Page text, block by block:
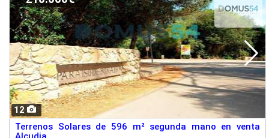
12
Terrenos Solares de 596 m² segunda mano en venta